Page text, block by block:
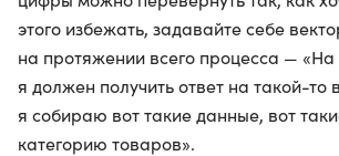
этого избежать, задавайте себе
на протяжении всего процесса —
я должен получить ответ на такой-то
я собираю вот такие данные, вот
категорию товаров».